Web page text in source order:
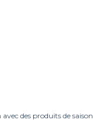
des produits de saison